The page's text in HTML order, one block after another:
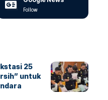
Follow
25
untuk